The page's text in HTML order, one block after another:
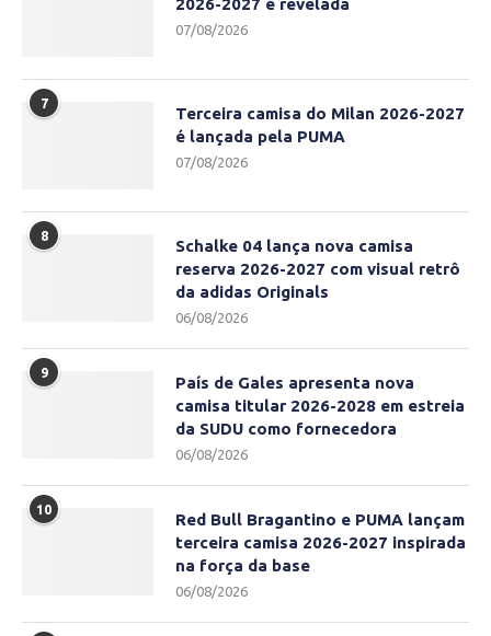
2026-2027 é revelada
07/08/2026
7
Terceira camisa do Milan 2026-2027
é lançada pela PUMA
07/08/2026
8
Schalke 04 lança nova camisa
reserva 2026-2027 com visual retrô
da adidas Originals
06/08/2026
9
País de Gales apresenta nova
camisa titular 2026-2028 em estreia
da SUDU como fornecedora
06/08/2026
10
Red Bull Bragantino e PUMA lançam
terceira camisa 2026-2027 inspirada
na força da base
06/08/2026